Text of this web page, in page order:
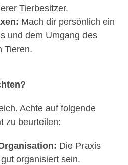
Tierbesitzer.
Mach dir persönlich ein
und dem Umgang des
Tieren.
Achte auf folgende
zu beurteilen:
Die Praxis
organisiert sein.